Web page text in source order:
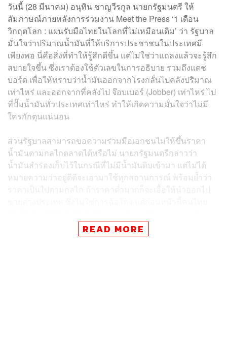
วันนี้ (28 มีนาคม) อนุทิน ชาญวีรกูล นายกรัฐมนตรี ให้
สัมภาษณ์ภายหลังการร่วมงาน Meet the Press ‘1 เดือน
วิกฤตโลก : แผนรับมือไทยในโลกที่ไม่เหมือนเดิม’ ว่า รัฐบาล
มั่นใจว่าปริมาณน้ำมันที่ให้บริการประชาชนในประเทศมี
เพียงพอ นี่คือสิ่งที่ทำให้รู้สึกดีขึ้น แต่ไม่ใช่ว่าแถลงแล้วจะรู้สึก
สบายใจขึ้น ซึ่งเราต้องใช้ตัวเลขในการอธิบาย รวมถึงแดช
บอร์ด เพื่อให้ทราบว่าน้ำมันออกจากโรงกลั่นไปคลังปริมาณ
เท่าไหร่ และออกจากที่คลังไป จ๊อบเบอร์ (Jobber) เท่าไหร่ ไป
ที่ปั๊มน้ำมันทั่วประเทศเท่าไหร่ ทำให้เกิดความมั่นใจว่าไม่มี
ใครกักตุนแน่นอน
ส่วนรัฐบาลสามารถขอความร่วมมือเอกชนไม่ให้ขึ้นราคา
น้ำมันตามกลไกตลาดได้หรือไม่ นายกรัฐมนตรีกล่าวว่า
น้ำมันสำรองเก็บไว้ในกรณีที่ไม่มีน้ำมันดิบเข้ามา แต่ไม่ได้
หมายความว่าอยู่ดีดีจะเอามาใช้ทุกสถานการณ์ พร้อมย้ำว่า
และเติมน้ำมันเต็มถังจากมาเลเซียกลับมา แต่ตอนนี้กลับหัว
กลับหางกัน เพราะราคาในประเทศไทยถูกกว่ามาเลเซีย รถ
READ MORE